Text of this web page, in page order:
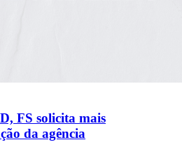
FS solicita mais
da agência